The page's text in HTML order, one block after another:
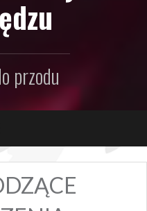
przodu